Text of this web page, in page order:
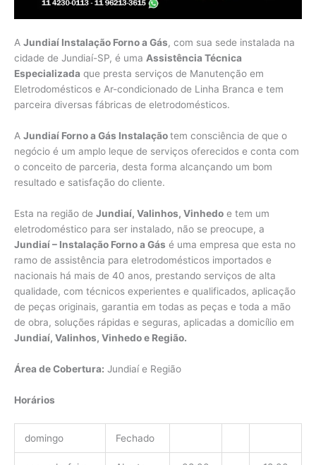
A Jundiaí Instalação Forno a Gás, com sua sede instalada na
cidade de Jundiaí-SP, é uma Assistência Técnica
Especializada que presta serviços de Manutenção em
Eletrodomésticos e Ar-condicionado de Linha Branca e tem
parceira diversas fábricas de eletrodomésticos.
A Jundiaí Forno a Gás Instalaçãotem consciência de que o
negócio é um amplo leque de serviços oferecidos e conta com
o conceito de parceria, desta forma alcançando um bom
resultado e satisfação do cliente.
Esta na região de Jundiaí, Valinhos, Vinhedo e tem um
eletrodoméstico para ser instalado, não se preocupe, a
Jundiaí – Instalação Forno a Gás é uma empresa que esta no
ramo de assistência para eletrodomésticos importados e
nacionais há mais de 40 anos, prestando serviços de alta
qualidade, com técnicos experientes e qualificados, aplicação
de peças originais, garantia em todas as peças e toda a mão
de obra, soluções rápidas e seguras, aplicadas a domicílio em
Jundiaí, Valinhos, Vinhedo e Região.
Área de Cobertura: Jundiaí e Região
Horários
domingo Fechado